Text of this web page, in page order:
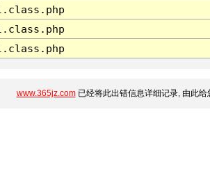
www.365jz.com已经将此出错信息详细记录, 由此